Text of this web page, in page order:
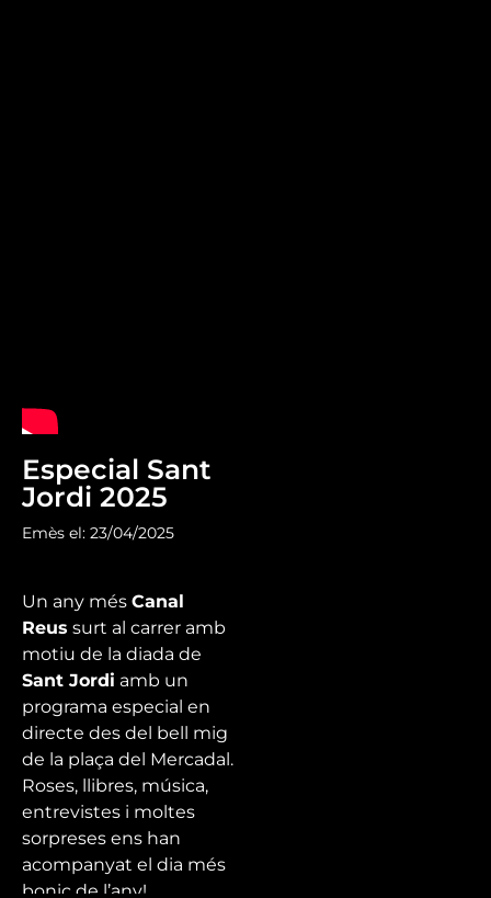
Especial Sant
Jordi 2025
Emès el: 23/04/2025
Un any més Canal
Reus surt al carrer amb
motiu de la diada de
Sant Jordi amb un
programa especial en
directe des del bell mig
de la plaça del Mercadal.
Roses, llibres, música,
entrevistes i moltes
sorpreses ens han
acompanyat el dia més
bonic de l’any!